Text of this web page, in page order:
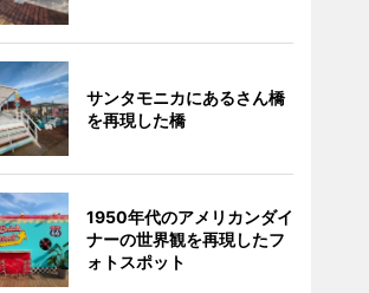
サンタモニカにあるさん橋
を再現した橋
1950年代のアメリカンダイ
ナーの世界観を再現したフ
ォトスポット